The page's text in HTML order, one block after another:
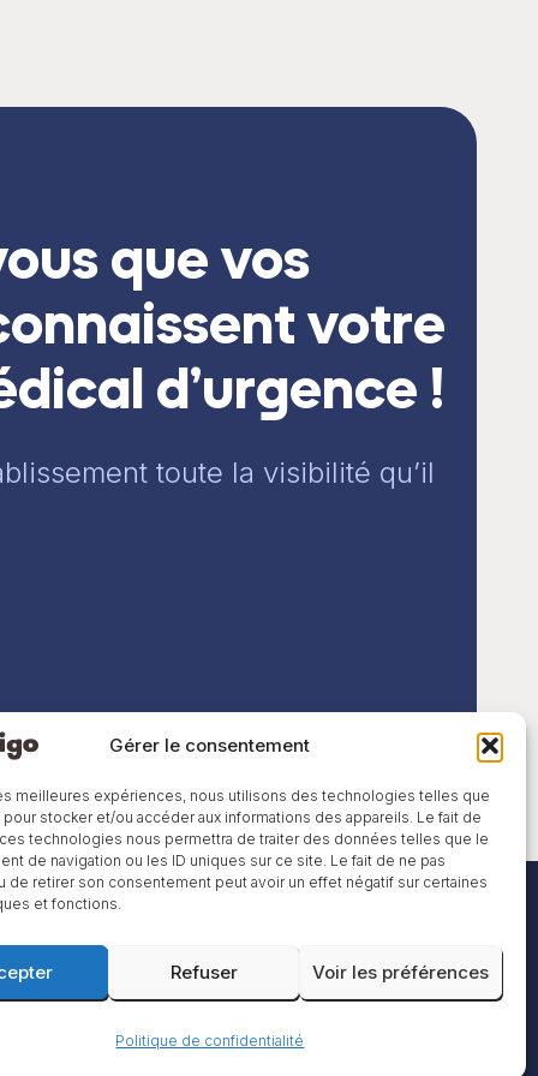
Gérer le consentement
meilleures expériences, nous utilisons des technologies telles que
stocker et/ou accéder aux informations des appareils. Le fait de
technologies nous permettra de traiter des données telles que le
de navigation ou les ID uniques sur ce site. Le fait de ne pas
de retirer son consentement peut avoir un effet négatif sur certaines
et fonctions.
Refuser Voir les préférences
Politique de confidentialité
que vos
votre
d’urgence !
toute la visibilité qu’il